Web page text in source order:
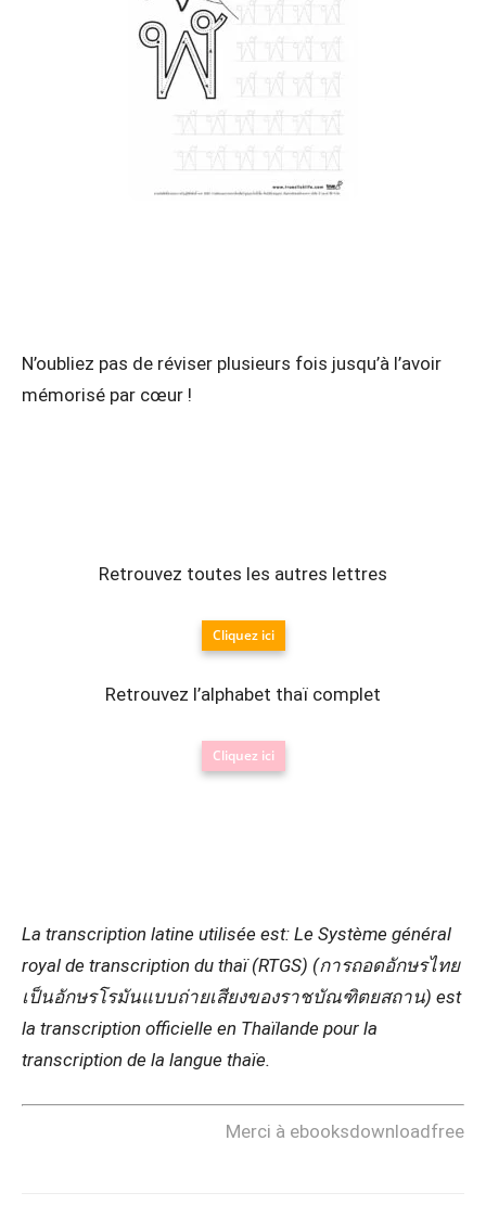
N’oubliez pas de réviser plusieurs fois jusqu’à l’avoir
mémorisé par cœur !
Retrouvez toutes les autres lettres
Cliquez ici
Retrouvez l’alphabet thaï complet
Cliquez ici
La transcription latine utilisée est: Le Système général
royal de transcription du thaï (RTGS) (การถอดอักษรไทย
เป็นอักษรโรมันแบบถ่ายเสียงของราชบัณฑิตยสถาน) est
la transcription officielle en Thaïlande pour la
transcription de la langue thaïe.
Merci à ebooksdownloadfree